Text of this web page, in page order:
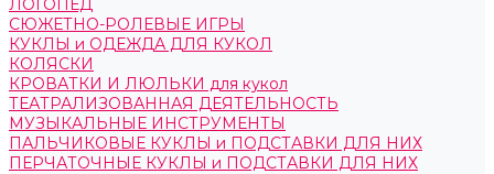
ЛОГОПЕД
СЮЖЕТНО-РОЛЕВЫЕ ИГРЫ
КУКЛЫ и ОДЕЖДА ДЛЯ КУКОЛ
КОЛЯСКИ
КРОВАТКИ И ЛЮЛЬКИ для кукол
ТЕАТРАЛИЗОВАННАЯ ДЕЯТЕЛЬНОСТЬ
МУЗЫКАЛЬНЫЕ ИНСТРУМЕНТЫ
ПАЛЬЧИКОВЫЕ КУКЛЫ и ПОДСТАВКИ ДЛЯ НИХ
ПЕРЧАТОЧНЫЕ КУКЛЫ и ПОДСТАВКИ ДЛЯ НИХ